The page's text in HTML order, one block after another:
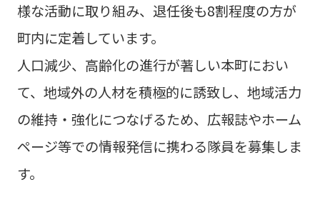
様な活動に取り組み、退任後も8割程度の方が
町内に定着しています。
人口減少、高齢化の進行が著しい本町におい
て、地域外の人材を積極的に誘致し、地域活力
の維持・強化につなげるため、広報誌やホーム
ページ等での情報発信に携わる隊員を募集しま
す。